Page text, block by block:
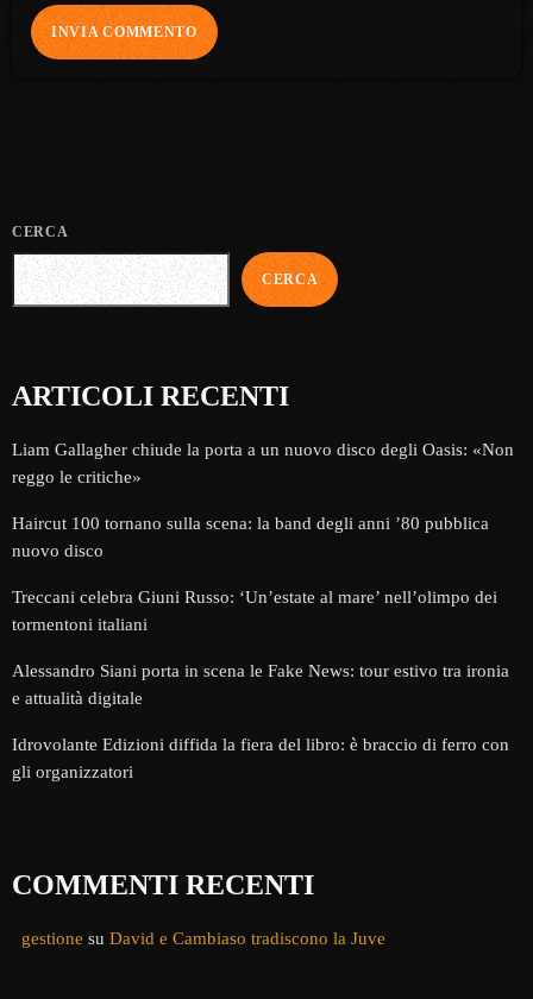
CERCA
CERCA
ARTICOLI RECENTI
Liam Gallagher chiude la porta a un nuovo disco degli Oasis: «Non
reggo le critiche»
Haircut 100 tornano sulla scena: la band degli anni ’80 pubblica
nuovo disco
Treccani celebra Giuni Russo: ‘Un’estate al mare’ nell’olimpo dei
tormentoni italiani
Alessandro Siani porta in scena le Fake News: tour estivo tra ironia
e attualità digitale
Idrovolante Edizioni diffida la fiera del libro: è braccio di ferro con
gli organizzatori
COMMENTI RECENTI
gestione su David e Cambiaso tradiscono la Juve